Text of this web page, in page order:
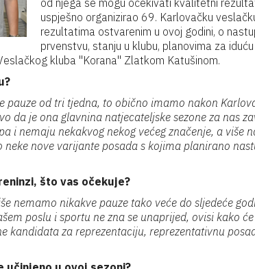
od njega se mogu očekivati kvalitetni
uspješno organizirao 69. Karlovačku
rezultatima ostvarenim u ovoj godini, o
prvenstvu, stanju u klubu, planovima za
kluba "Korana" Zlatkom Katušinom.
pauze od tri tjedna, to obično imamo nakon
da je ona glavnina natjecateljske sezone za nas
i nemaju nekakvog nekog većeg značenje, a više
nove varijante posada s kojima planirano
što vas očekuje?
nemamo nikakve pauze tako veće do sljedeće
poslu i sportu ne zna se unaprijed, ovisi kako
kandidata za reprezentaciju, reprezentativnu